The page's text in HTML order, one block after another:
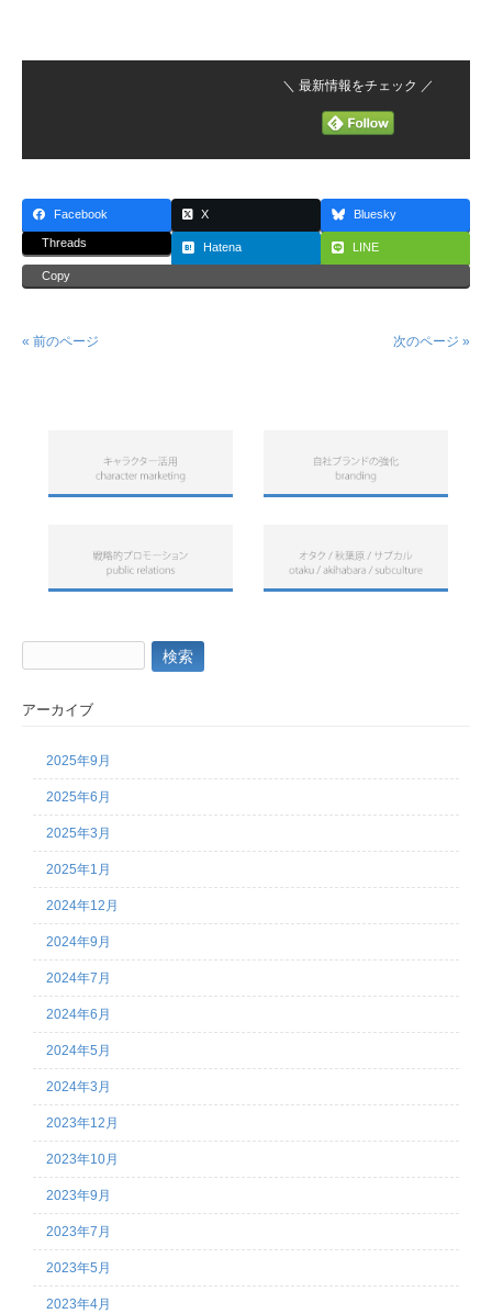
＼ 最新情報をチェック ／
Facebook X Bluesky
Threads Hatena LINE
Copy
« 前のページ 次のページ »
索:
アーカイブ
2025年9月
2025年6月
2025年3月
2025年1月
2024年12月
2024年9月
2024年7月
2024年6月
2024年5月
2024年3月
2023年12月
2023年10月
2023年9月
2023年7月
2023年5月
2023年4月